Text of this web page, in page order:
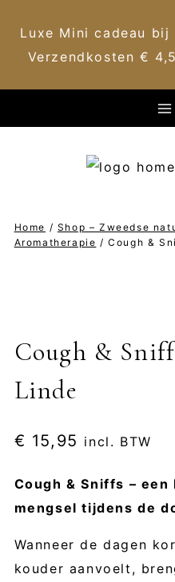
Luxe Mini cadeau
Verzendkosten €
naar
Home / Shop – Zweedse
Aromatherapie / Cough &
Cough &
Linde
€ 15,95 incl. BTW
Cough & Sniffs –
mengsel tijdens de
Wanneer de dagen
kouder aanvoelt,